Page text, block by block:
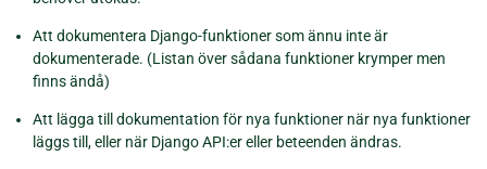
Att dokumentera Django-funktioner som ännu inte är
dokumenterade. (Listan över sådana funktioner krymper men
finns ändå)
Att lägga till dokumentation för nya funktioner när nya funktioner
läggs till, eller när Django API:er eller beteenden ändras.